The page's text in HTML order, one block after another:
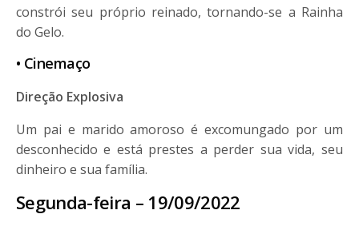
constrói seu próprio reinado, tornando-se a Rainha
do Gelo.
• Cinemaço
Direção Explosiva
Um pai e marido amoroso é excomungado por um
desconhecido e está prestes a perder sua vida, seu
dinheiro e sua família.
Segunda-feira – 19/09/2022